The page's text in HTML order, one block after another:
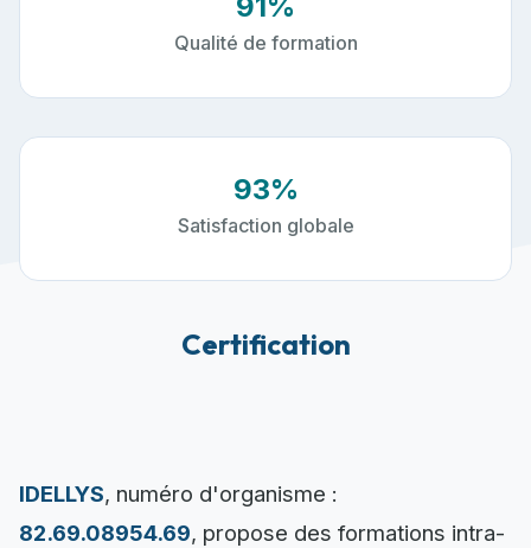
Qualité de formation
93%
Satisfaction globale
Certification
IDELLYS, numéro d'organisme :
82.69.08954.69, propose des formations intra-